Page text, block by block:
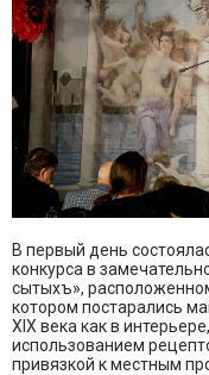
В первый день
конкурса в
сытыхъ»,
котором постарались
XIX века как в
использованием
привязкой к местным